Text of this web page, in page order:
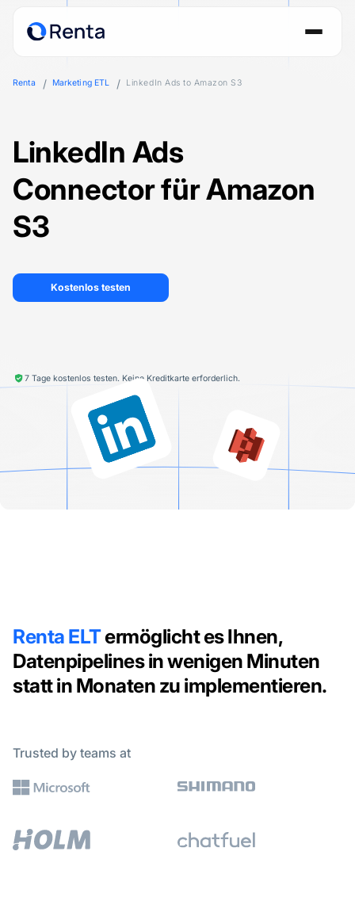
Renta Marketing ETL LinkedIn Ads to Amazon S3
LinkedIn Ads
Connector für Amazon
S3
Kostenlos testen
7 Tage kostenlos testen. Keine Kreditkarte erforderlich.
Renta ELTermöglicht es Ihnen,
Datenpipelines in wenigen Minuten
statt in Monaten zu implementieren.
Trusted by teams at